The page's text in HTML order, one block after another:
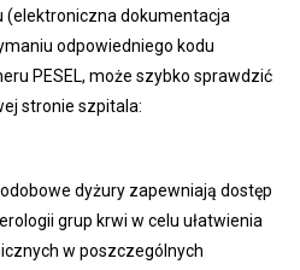
(elektroniczna dokumentacja
odpowiedniego kodu
PESEL, może szybko sprawdzić
stronie szpitala:
dyżury zapewniają dostęp
grup krwi w celu ułatwienia
w poszczególnych